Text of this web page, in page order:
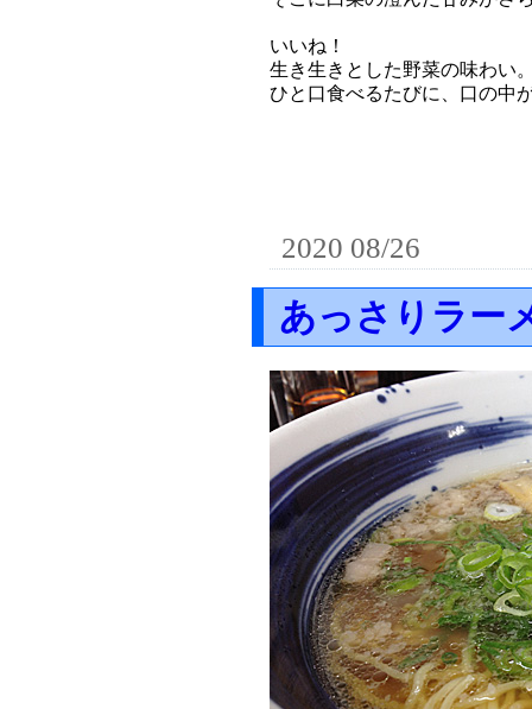
いいね！
生き生きとした野菜の味わい
ひと口食べるたびに、口の中
2020 08/26
あっさりラー